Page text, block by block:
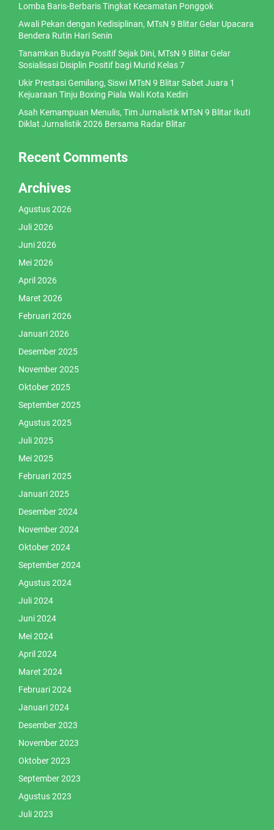
Lomba Baris-Berbaris Tingkat Kecamatan Ponggok
Awali Pekan dengan Kedisiplinan, MTsN 9 Blitar Gelar Upacara
Bendera Rutin Hari Senin
Tanamkan Budaya Positif Sejak Dini, MTsN 9 Blitar Gelar
Sosialisasi Disiplin Positif bagi Murid Kelas 7
Ukir Prestasi Gemilang, Siswi MTsN 9 Blitar Sabet Juara 1
Kejuaraan Tinju Boxing Piala Wali Kota Kediri
Asah Kemampuan Menulis, Tim Jurnalistik MTsN 9 Blitar Ikuti
Diklat Jurnalistik 2026 Bersama Radar Blitar
Recent Comments
Archives
Agustus 2026
Juli 2026
Juni 2026
Mei 2026
April 2026
Maret 2026
Februari 2026
Januari 2026
Desember 2025
November 2025
Oktober 2025
September 2025
Agustus 2025
Juli 2025
Mei 2025
Februari 2025
Januari 2025
Desember 2024
November 2024
Oktober 2024
September 2024
Agustus 2024
Juli 2024
Juni 2024
Mei 2024
April 2024
Maret 2024
Februari 2024
Januari 2024
Desember 2023
November 2023
Oktober 2023
September 2023
Agustus 2023
Juli 2023